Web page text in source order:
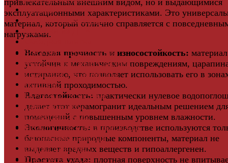
привлекательным внешним видом, но и выдающимися
эксплуатационными характеристиками. Это
материал, который отлично справляется с
нагрузками.
Высокая прочность и износостойкость: материал
устойчив к механическим повреждениям,
истиранию, что позволяет использовать его в
активной проходимостью.
Влагостойкость: практически нулевое
делает этот керамогранит идеальным решением
помещений с повышенным уровнем влажности.
Экологичность: в производстве используются
безопасные природные компоненты, материал не
выделяет вредных веществ и гипоаллергенен.
Простота ухода: плотная поверхность не
Регулируемые опоры
Ступени из ДПК
Фасадные термопанели
Фиброцементный Сайдинг
Подложка для ламината
Плинтус
Подложка из пробки
Пробковый пол
Паркетная доска
Инженерная паркетная доска
Виниловый ламинат
Винты для ручек
Массивная доска